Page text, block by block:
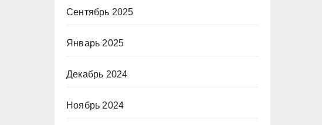
Сентябрь 2025
Январь 2025
Декабрь 2024
Ноябрь 2024